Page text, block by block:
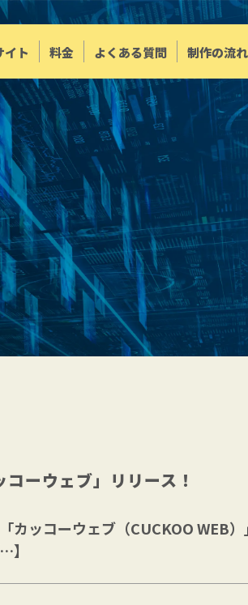
イト 料金 よくある質問 制作の流れ
ーウェブ」リリース！
カッコーウェブ（CUCKOO WEB
】